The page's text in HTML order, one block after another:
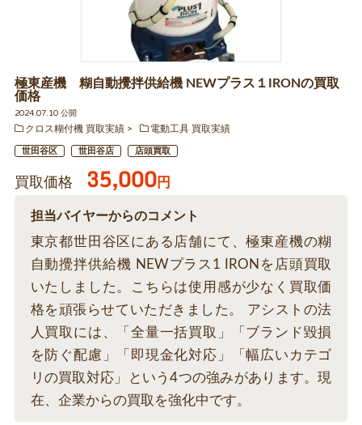
極東産機 糊自動攪拌供給機 NEWプラス１IRONの買取
価格
2024.07.10 公開
クロス糊付機 買取実績
電動工具 買取実績
世田谷区 世田谷店 店頭買取
買取価格 35,000円
担当バイヤーからのコメント
東京都世田谷区にある店舗にて、極東産機の糊
自動攪拌供給機 NEWプラス1 IRONを店頭買取
いたしました。こちらは使用感が少なく買取価
格を頑張らせていただきました。 アシストの法
人買取には、「全量一括買取」「ブランド毀損
を防ぐ配慮」「即現金化対応」「幅広いカテゴ
リの買取対応」という4つの強みがあります。現
在、企業からの買取を強化中です。